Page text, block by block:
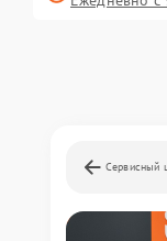
Сервисный